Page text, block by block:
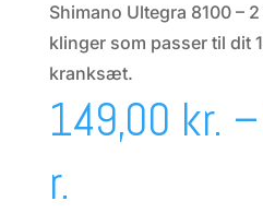
Shimano Ultegra 8100 –
klinger som passer til dit
kranksæt.
149,00 kr. –
r.